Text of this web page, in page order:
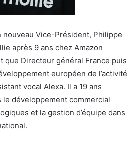
nouveau Vice-Président, Philippe
après 9 ans chez Amazon
que Directeur général France puis
européen de l’activité
vocal Alexa. Il a 19 ans
le développement commercial
et la gestion d’équipe dans